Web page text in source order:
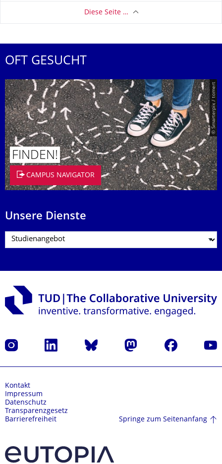
Diese Seite …
OFT GESUCHT
© Smarterpix / tomert
FINDEN!
CAMPUS NAVIGATOR
Unsere Dienste
Instagram LinkedIn Bluesky Mastodon Facebook
Kontakt
Impressum
Datenschutz
Transparenzgesetz
Barrierefreiheit
Springe zum Seitenanfang